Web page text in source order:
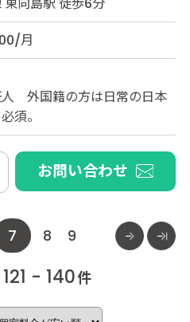
東向島駅 徒歩6分
月
外国籍の方は日常の日本
須。
お問い合わせ
7 8 9
121 - 140件